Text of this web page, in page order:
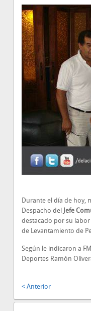
Durante el día de hoy,
Despacho del
Jefe
destacado por su
de Levantamiento de
Según le indicaron a
Deportes Ramón
< Anterior